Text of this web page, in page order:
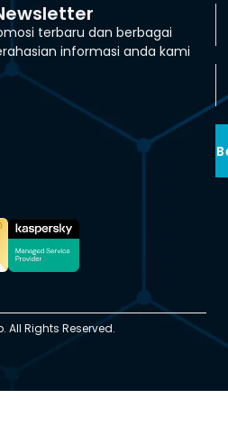
terbaru dan berbagai
informasi anda kami
All Rights Reserved.